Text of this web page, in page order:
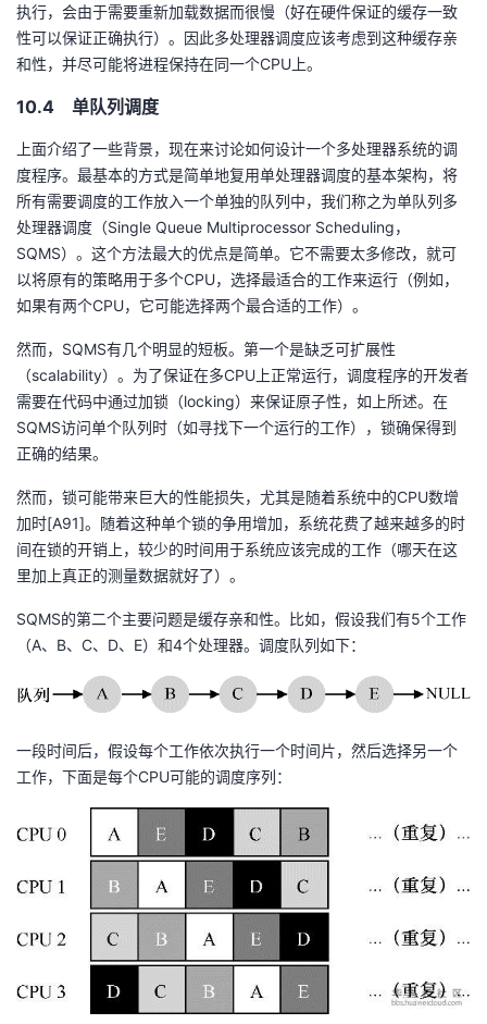
执行，会由于需要重新加载数据而很慢（好在硬件保证的缓存一致
性可以保证正确执行）。因此多处理器调度应该考虑到这种缓存亲
和性，并尽可能将进程保持在同一个CPU上。
10.4 单队列调度
上面介绍了一些背景，现在来讨论如何设计一个多处理器系统的调
度程序。最基本的方式是简单地复用单处理器调度的基本架构，将
所有需要调度的工作放入一个单独的队列中，我们称之为单队列多
处理器调度（Single Queue Multiprocessor Scheduling，
SQMS）。这个方法最大的优点是简单。它不需要太多修改，就可
以将原有的策略用于多个CPU，选择最适合的工作来运行（例如，
如果有两个CPU，它可能选择两个最合适的工作）。
然而，SQMS有几个明显的短板。第一个是缺乏可扩展性
（scalability）。为了保证在多CPU上正常运行，调度程序的开发者
需要在代码中通过加锁（locking）来保证原子性，如上所述。在
SQMS访问单个队列时（如寻找下一个运行的工作），锁确保得到
正确的结果。
然而，锁可能带来巨大的性能损失，尤其是随着系统中的CPU数增
加时[A91]。随着这种单个锁的争用增加，系统花费了越来越多的时
间在锁的开销上，较少的时间用于系统应该完成的工作（哪天在这
里加上真正的测量数据就好了）。
SQMS的第二个主要问题是缓存亲和性。比如，假设我们有5个工作
（A、B、C、D、E）和4个处理器。调度队列如下：
一段时间后，假设每个工作依次执行一个时间片，然后选择另一个
工作，下面是每个CPU可能的调度序列：